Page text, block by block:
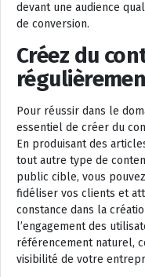
devant une audience
de conversion.
Créez du
Pour réussir dans le
essentiel de créer du
En produisant des
tout autre type de
public cible, vous
fidéliser vos clients et
constance dans la
l’engagement des
référencement naturel,
visibilité de votre